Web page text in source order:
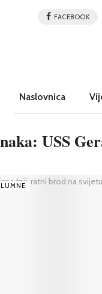
FACEBOOK
Naslovnica
USS